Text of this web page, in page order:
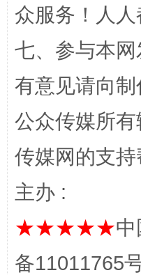
众服务！人人
七、参与本
有意见请向
公众传媒所
传媒网的支
主办 :
★★★★★
备11011765